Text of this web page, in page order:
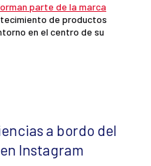
parte de la marca
de productos
en el centro de su
a bordo del
en Instagram